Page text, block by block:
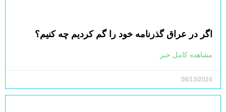
اگر در عراق گذرنامه خود را گم کردیم چه کنیم؟
مشاهده کامل خبر
08/13/2024